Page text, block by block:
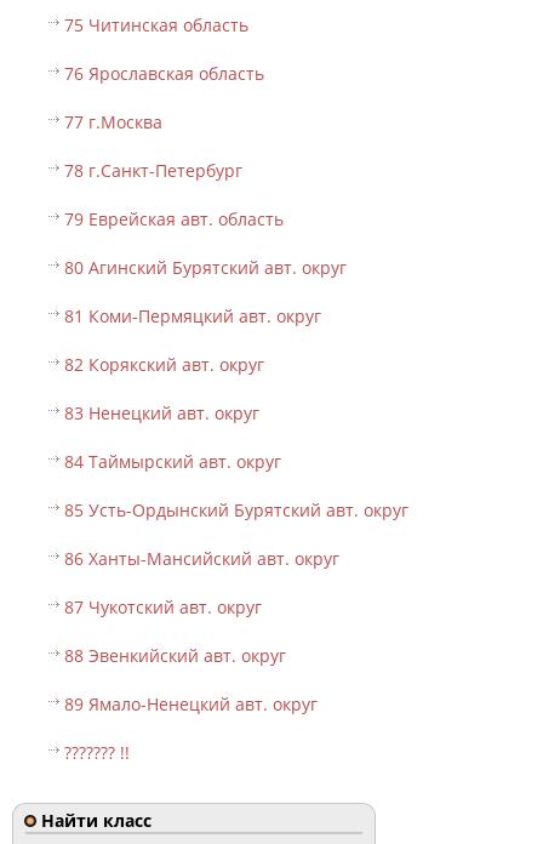
75 Читинская область
76 Ярославская область
77 г.Москва
78 г.Санкт-Петербург
79 Еврейская авт. область
80 Агинский Бурятский авт. округ
81 Коми-Пермяцкий авт. округ
82 Корякский авт. округ
83 Ненецкий авт. округ
84 Таймырский авт. округ
85 Усть-Ордынский Бурятский авт. округ
86 Ханты-Мансийский авт. округ
87 Чукотский авт. округ
88 Эвенкийский авт. округ
89 Ямало-Ненецкий авт. округ
??????? !!
Найти класс